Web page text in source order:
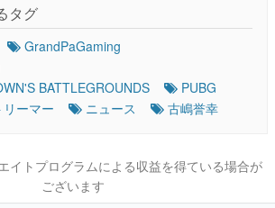
タグ
GrandPaGaming
BATTLEGROUNDS
PUBG
リーマー ニュース 古嶋誉幸
イトプログラムによる収益を得ている場合が
ございます